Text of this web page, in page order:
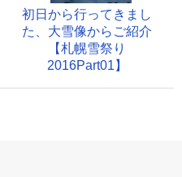
初日から行ってきまし
た、大雪像からご紹介
【札幌雪祭り
2016Part01】